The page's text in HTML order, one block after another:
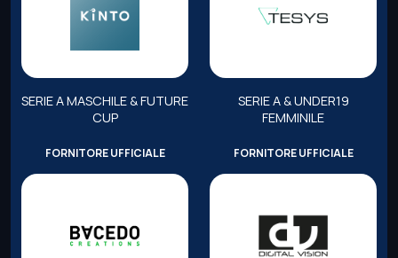
SERIE A MASCHILE & FUTURE
CUP
SERIE A & UNDER19
FEMMINILE
FORNITORE UFFICIALE FORNITORE UFFICIALE